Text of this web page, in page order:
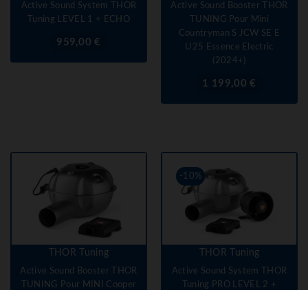
Active Sound System THOR
Tuning LEVEL 1 + ECHO
Prix
959,00 €
Active Sound Booster THOR
TUNING Pour Mini
Countryman S JCW SE E
U25 Essence Electric
(2024+)
Prix1 199,00 €
THOR Tuning
Active Sound Booster THOR
TUNING Pour MINI Cooper
-10%
THOR Tuning
Active Sound System THOR
Tuning PRO LEVEL 2 +